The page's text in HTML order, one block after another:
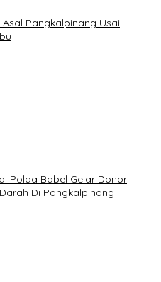
Pangkalpinang Usai
Polda Babel Gelar Donor
Di Pangkalpinang